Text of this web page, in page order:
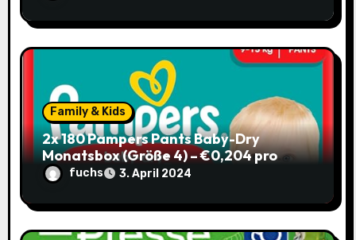
Family & Kids
2x 180 Pampers Pants Baby-Dry
Monatsbox (Größe 4) – €0,204 pro
Pants (Sparabo) – Spare €38,39
fuchs 3. April 2024